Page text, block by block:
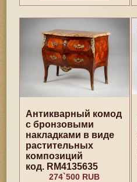
Антикварный комод
с бронзовыми
накладками в виде
растительных
композиций
код. RM4135635
274`500 RUB